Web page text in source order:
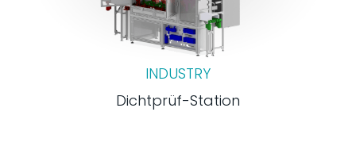
INDUSTRY
Dichtprüf-Station